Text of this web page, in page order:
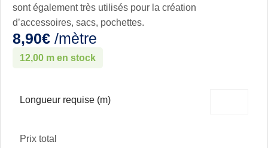
sont également très utilisés pour la création
d’accessoires, sacs, pochettes.
8,90€ /mètre
12,00 m en stock
Longueur requise (m)
Prix total